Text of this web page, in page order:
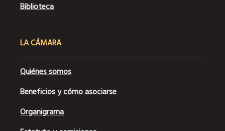
Biblioteca
LA CÁMARA
Quiénes somos
Beneficios y cómo asociarse
Organigrama